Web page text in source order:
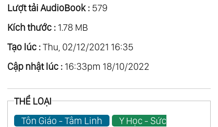
Lượt tải AudioBook : 579
Kích thước : 1.78 MB
Tạo lúc : Thu, 02/12/2021 16:35
Cập nhật lúc : 16:33pm 18/10/2022
THỂ LOẠI
Tôn Giáo - Tâm Linh
Y Học - Sức